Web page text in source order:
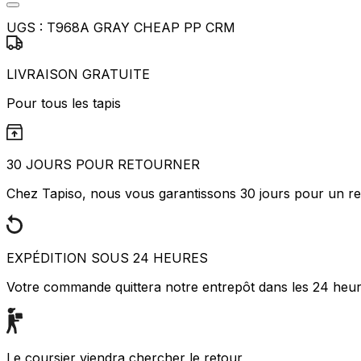
UGS : T968A GRAY CHEAP PP CRM
LIVRAISON GRATUITE
Pour tous les tapis
30 JOURS POUR RETOURNER
Chez Tapiso, nous vous garantissons 30 jours pour un
EXPÉDITION SOUS 24 HEURES
Votre commande quittera notre entrepôt dans les 24
Le coursier viendra chercher le retour
Les cookies marketing sont